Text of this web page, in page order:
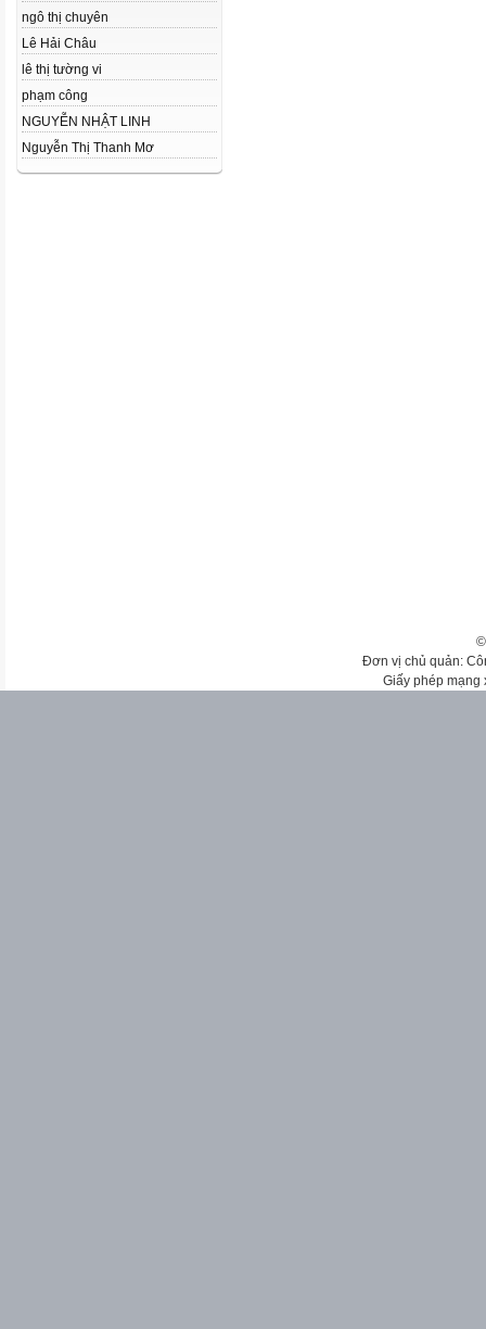
ngô thị chuyên
Lê Hải Châu
lê thị tường vi
phạm công
NGUYỄN NHẬT LINH
Nguyễn Thị Thanh Mơ
Đơn vị chủ quản:
Giấy phép mạng